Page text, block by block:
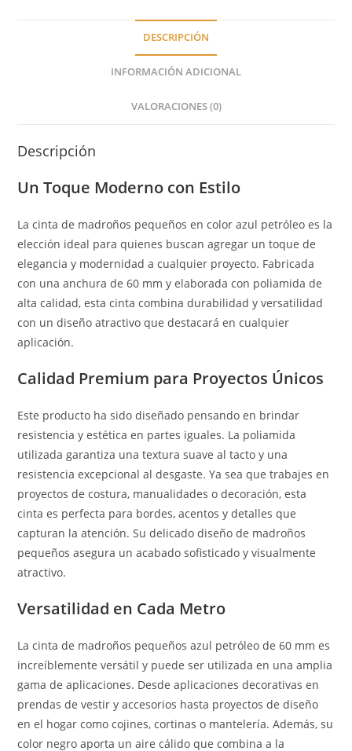
DESCRIPCIÓN
INFORMACIÓN ADICIONAL
VALORACIONES (0)
Descripción
Un Toque Moderno con Estilo
La cinta de madroños pequeños en color azul petróleo es la
elección ideal para quienes buscan agregar un toque de
elegancia y modernidad a cualquier proyecto. Fabricada
con una anchura de 60 mm y elaborada con poliamida de
alta calidad, esta cinta combina durabilidad y versatilidad
con un diseño atractivo que destacará en cualquier
aplicación.
Calidad Premium para Proyectos Únicos
Este producto ha sido diseñado pensando en brindar
resistencia y estética en partes iguales. La poliamida
utilizada garantiza una textura suave al tacto y una
resistencia excepcional al desgaste. Ya sea que trabajes en
proyectos de costura, manualidades o decoración, esta
cinta es perfecta para bordes, acentos y detalles que
capturan la atención. Su delicado diseño de madroños
pequeños asegura un acabado sofisticado y visualmente
atractivo.
Versatilidad en Cada Metro
La cinta de madroños pequeños azul petróleo de 60 mm es
increíblemente versátil y puede ser utilizada en una amplia
gama de aplicaciones. Desde aplicaciones decorativas en
prendas de vestir y accesorios hasta proyectos de diseño
en el hogar como cojines, cortinas o mantelería. Además, su
color negro aporta un aire cálido que combina a la